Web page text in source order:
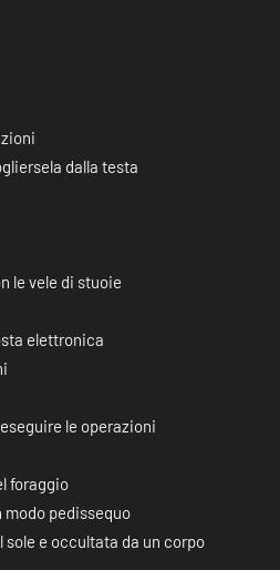
dalla testa
le vele di stuoie
elettronica
le operazioni
foraggio
modo pedissequo
sole e occultata da un corpo